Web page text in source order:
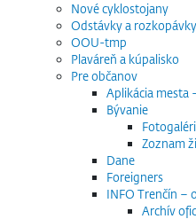
Nové cyklostojany
Odstávky a rozkopávky
OOU-tmp
Plaváreň a kúpalisko
Pre občanov
Aplikácia mesta
Bývanie
Zoznam
Dane
Foreigners
INFO Trenčín –
Archív